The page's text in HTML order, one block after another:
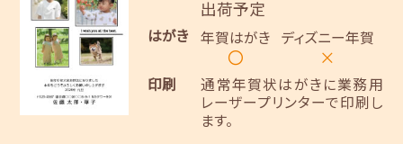
出荷予定
はがき 年賀はがき
〇
ディズニー年賀
×
印刷
通常年賀状はがきに業務用
レーザープリンターで印刷し
ます。